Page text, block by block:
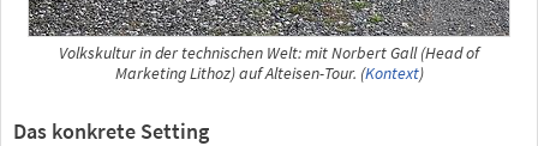
Volkskultur in der technischen Welt: mit Norbert Gall (Head of
Marketing Lithoz) auf Alteisen-Tour. (Kontext)
Das konkrete Setting